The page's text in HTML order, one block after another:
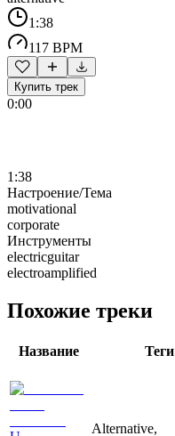
1:38
117 BPM
Купить трек
0:00
1:38
Настроение/Тема
motivational
corporate
Инструменты
electricguitar
electroamplified
Похожие треки
Название Теги
Alternative,